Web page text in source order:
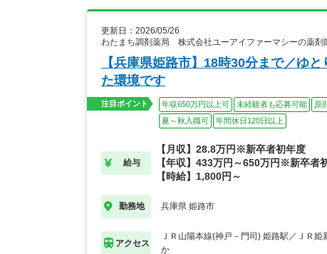
更新日：2026/05/26
わたまち調剤薬局 株式会社ユーアイファーマシーの薬剤
【兵庫県姫路市】18時30分まで／ゆ
た環境です
注目ポイント 年収650万円以上可 未経験者も応募可能 原
夏～秋入職可
年間休日120日以上
給与
【月収】28.8万円※新卒者初年度
【年収】433万円～650万円※新卒者
【時給】1,800円～
勤務地 兵庫県 姫路市
アクセス
ＪＲ山陽本線(神戸－門司) 姫路駅／ＪＲ
か